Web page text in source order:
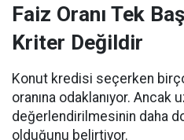
Faiz Oranı Tek
Kriter Değildir
Konut kredisi seçerken
oranına odaklanıyor. Ancak
değerlendirilmesinin daha
olduğunu belirtiyor.